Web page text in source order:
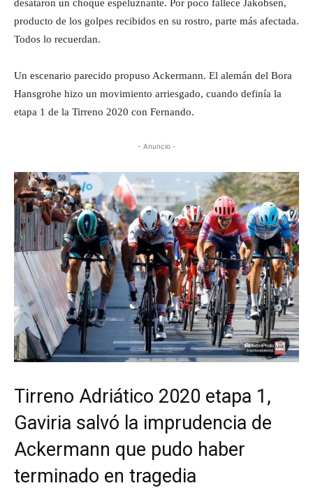
desataron un choque espeluznante. Por poco fallece Jakobsen,
producto de los golpes recibidos en su rostro, parte más afectada.
Todos lo recuerdan.
Un escenario parecido propuso Ackermann. El alemán del Bora
Hansgrohe hizo un movimiento arriesgado, cuando definía la
etapa 1 de la Tirreno 2020 con Fernando.
- Anuncio -
Tirreno Adriático 2020 etapa 1,
Gaviria salvó la imprudencia de
Ackermann que pudo haber
terminado en tragedia